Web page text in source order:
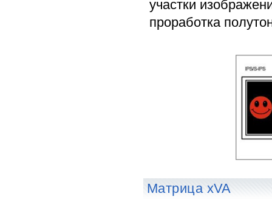
участки
проработка
Матрица xVA